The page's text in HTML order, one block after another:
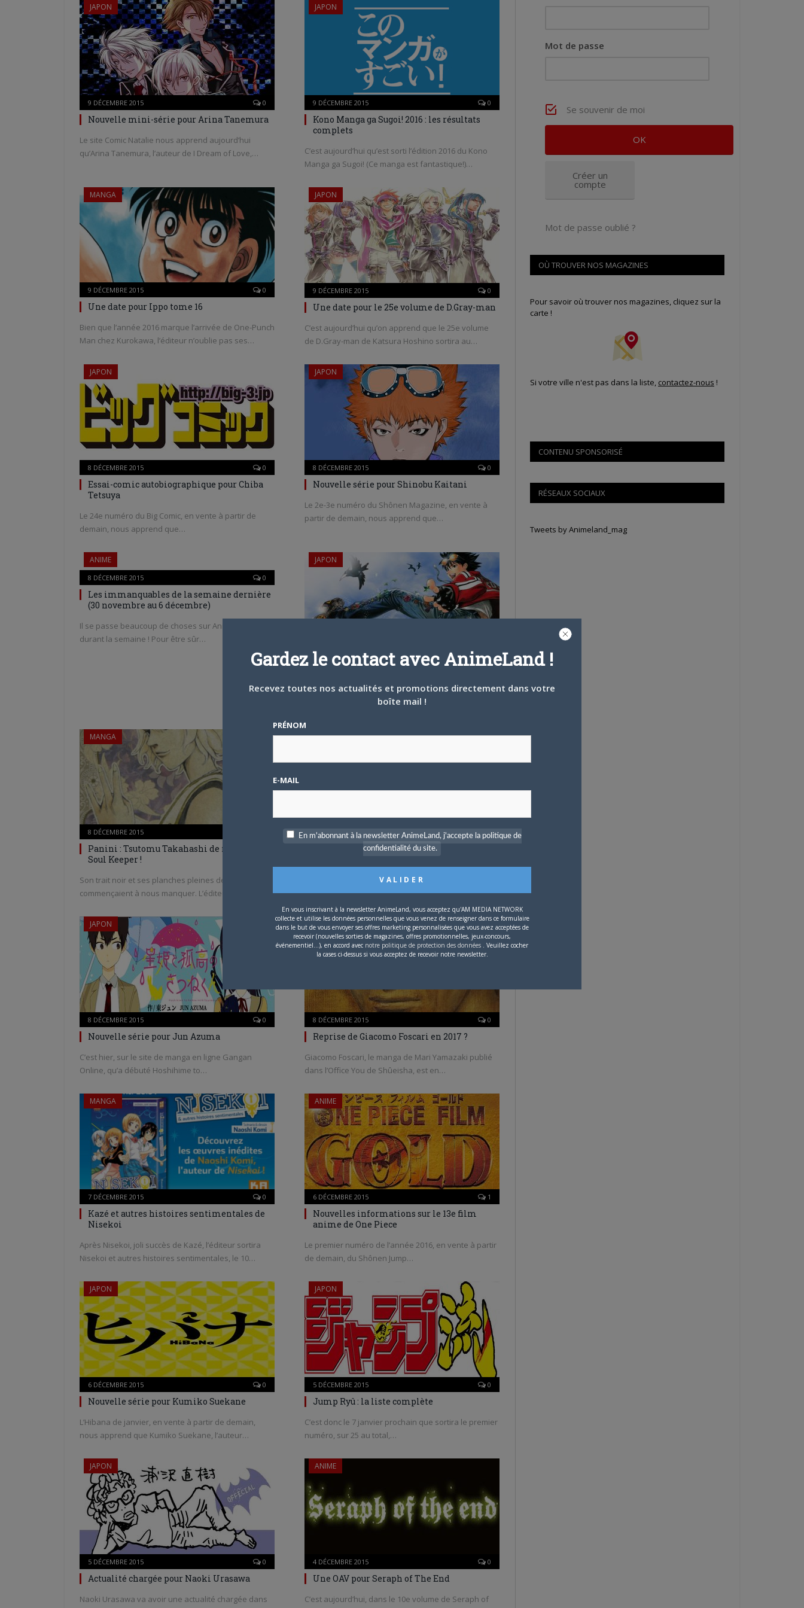
JAPON
9 DÉCEMBRE 2015 0
Nouvelle mini-série pour Arina Tanemura
Le site Comic Natalie nous apprend aujourd’hui
qu’Arina Tanemura, l’auteur de I Dream of Love,…
JAPON
9 DÉCEMBRE 2015 0
Kono Manga ga Sugoi! 2016 : les résultats
complets
C’est aujourd’hui qu’est sorti l’édition 2016 du Kono
Manga ga Sugoi! (Ce manga est fantastique!)…
MANGA
9 DÉCEMBRE 2015 0
Une date pour Ippo tome 16
Bien que l’année 2016 marque l’arrivée de One-Punch
Man chez Kurokawa, l’éditeur n’oublie pas ses…
JAPON
9 DÉCEMBRE 2015 0
Une date pour le 25e volume de D.Gray-man
C’est aujourd’hui qu’on apprend que le 25e volume
de D.Gray-man de Katsura Hoshino sortira au…
JAPON
8 DÉCEMBRE 2015 0
Essai-comic autobiographique pour Chiba
Tetsuya
Le 24e numéro du Big Comic, en vente à partir de
demain, nous apprend que…
JAPON
8 DÉCEMBRE 2015 0
Nouvelle série pour Shinobu Kaitani
Le 2e-3e numéro du Shônen Magazine, en vente à
partir de demain, nous apprend que…
ANIME
8 DÉCEMBRE 2015 0
Les immanquables de la semaine dernière
(30 novembre au 6 décembre)
Il se passe beaucoup de choses sur AnimeLand
durant la semaine ! Pour être sûr…
JAPON
8 DÉCEMBRE 2015 0
Le 2e-3e numéro du Shônen Magazine, en vente à
partir de demain, nous apprend que…
MANGA
8 DÉCEMBRE 2015
Panini : Tsutomu Takahashi de retour avec
Soul Keeper !
Son trait noir et ses planches pleines de caractère
commençaient à nous manquer. L’éditeur Panini…
JAPON
8 DÉCEMBRE 2015 0
Arc final pour Last Game
Le 9e volume de Last Game de Shinobu Amano, en
vente depuis vendredi dernier, nous…
JAPON
8 DÉCEMBRE 2015 0
Nouvelle série pour Jun Azuma
C’est hier, sur le site de manga en ligne Gangan
Online, qu’a débuté Hoshihime to…
JAPON
8 DÉCEMBRE 2015 0
Reprise de Giacomo Foscari en 2017 ?
Giacomo Foscari, le manga de Mari Yamazaki publié
dans l’Office You de Shûeisha, est en…
MANGA
7 DÉCEMBRE 2015 0
Kazé et autres histoires sentimentales de
Nisekoi
Après Nisekoi, joli succès de Kazé, l’éditeur sortira
Nisekoi et autres histoires sentimentales, le 10…
ANIME
6 DÉCEMBRE 2015 1
Nouvelles informations sur le 13e film
anime de One Piece
Le premier numéro de l’année 2016, en vente à partir
de demain, du Shônen Jump…
JAPON
6 DÉCEMBRE 2015 0
Nouvelle série pour Kumiko Suekane
L’Hibana de janvier, en vente à partir de demain,
nous apprend que Kumiko Suekane, l’auteur…
JAPON
5 DÉCEMBRE 2015 0
Jump Ryû : la liste complète
C’est donc le 7 janvier prochain que sortira le premier
numéro, sur 25 au total,…
JAPON
5 DÉCEMBRE 2015 0
Actualité chargée pour Naoki Urasawa
Naoki Urasawa va avoir une actualité chargée dans
ANIME
4 DÉCEMBRE 2015 0
Une OAV pour Seraph of The End
C’est aujourd’hui, dans le 10e volume de Seraph of
Mot de passe
Se souvenir de moi
Créer un
compte
Mot de passe oublié ?
OÙ TROUVER NOS MAGAZINES
Pour savoir où trouver nos magazines, cliquez sur la
carte !
Si votre ville n'est pas dans la liste, contactez-nous !
CONTENU SPONSORISÉ
RÉSEAUX SOCIAUX
Tweets by Animeland_mag
Gardez le contact avec AnimeLand !
Recevez toutes nos actualités et promotions directement dans votre
boîte mail !
PRÉNOM
E-MAIL
En m'abonnant à la newsletter AnimeLand, j'accepte la politique de
confidentialité du site.
En vous inscrivant à la newsletter AnimeLand, vous acceptez qu'AM MEDIA NETWORK
collecte et utilise les données personnelles que vous venez de renseigner dans ce formulaire
dans le but de vous envoyer ses offres marketing personnalisées que vous avez acceptées de
recevoir (nouvelles sorties de magazines, offres promotionnelles, jeux-concours,
événementiel...), en accord avec notre politique de protection des données . Veuillez cocher
la cases ci-dessus si vous acceptez de recevoir notre newsletter.